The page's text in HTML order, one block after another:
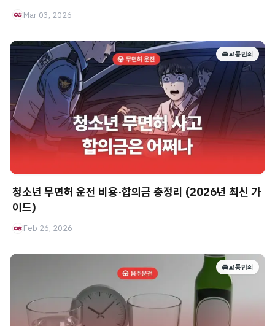
Mar 03, 2026
🚘 교통범죄
청소년 무면허 운전 비용·합의금 총정리 (2026년 최신 가
이드)
Feb 26, 2026
🚘 교통범죄